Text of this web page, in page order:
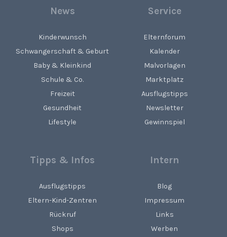
News
Kinderwunsch
Schwangerschaft & Geburt
Baby & Kleinkind
Schule & Co.
Freizeit
Gesundheit
Lifestyle
Service
Elternforum
Kalender
Malvorlagen
Marktplatz
Ausflugstipps
Newsletter
Gewinnspiel
Tipps & Infos
Ausflugstipps
Eltern-Kind-Zentren
Rückruf
Shops
Intern
Blog
Impressum
Links
Werben